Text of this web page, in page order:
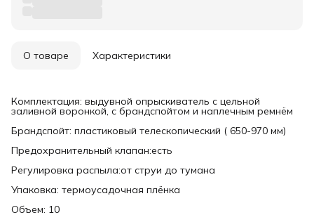
О товаре Характеристики
Комплектация: выдувной опрыскиватель с цельной
заливной воронкой, с брандспойтом и наплечным ремнём
Брандспойт: пластиковый телескопический ( 650-970 мм)
Предохранительный клапан:есть
Регулировка распыла:от струи до тумана
Упаковка: термоусадочная плёнка
Объем: 10